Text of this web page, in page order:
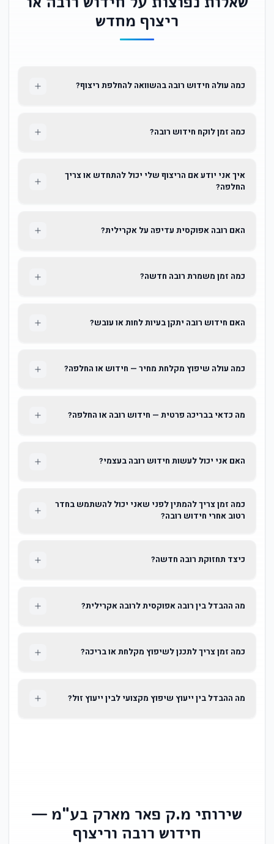
ריצוף מחדש
כמה עולה חידוש רובה בהשוואה להחלפת ריצוף?
כמה זמן לוקח חידוש רובה?
איך אני יודע אם הריצוף שלי יכול להתחדש או צריך
החלפה?
האם רובה אפוקסית עדיפה על אקרילית?
כמה זמן משמרת רובה חדשה?
האם חידוש רובה יתקן בעיות לחות או עובש?
כמה עולה שיפוץ מקלחת מחיר — חידוש או החלפה?
מה כדאי בבריכה פרטית — חידוש רובה או החלפה?
האם אני יכול לעשות חידוש רובה בעצמי?
כמה זמן צריך להמתין לפני שאני יכול להשתמש בחדר
רטוב אחרי חידוש רובה?
כיצד תחזוקת רובה חדשה?
מה ההבדל בין רובה אפוקסית לרובה אקרילית?
כמה זמן צריך לתכנן לשיפוץ מקלחת או בריכה?
מה ההבדל בין ייעוץ שיפוץ מקצועי לבין ייעוץ זול?
שירותי מ.ק פאר מארק בע"מ —
חידוש רובה וריצוף